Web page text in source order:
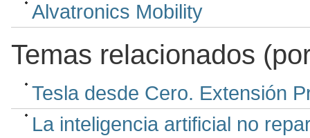
Alvatronics Mobility
Temas relacionados
Tesla desde Cero. Extensión
La inteligencia artificial no